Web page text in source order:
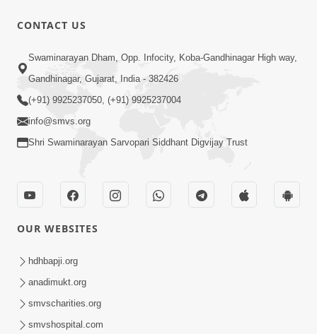
17:00
હું કોણ છું ? ભાગ 1 | SMVS Spiritual
Journey | Anadimukta Gyan
હર્ષ-શોક, સુખ-દુખનું કારણ દેહભાવ | SMVS
Spiritual Journey | Anadimukta Gyan
CONTACT US
Swaminarayan Dham, Opp. Infocity, Koba-Gandhinagar High way,
Gandhinagar, Gujarat, India - 382426
(+91) 9925237050, (+91) 9925237004
info@smvs.org
Shri Swaminarayan Sarvopari Siddhant Digvijay Trust
OUR WEBSITES
hdhbapji.org
anadimukt.org
smvscharities.org
smvshospital.com